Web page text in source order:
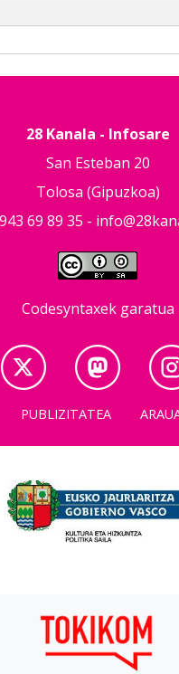
28 Kanala - Infosare
San Esteban 20
Tolosa (Gipuzkoa)
69 89 35 -
Codesyntaxek garatua
PUBLIZITATEA